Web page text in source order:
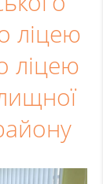
ліцею
ліцею